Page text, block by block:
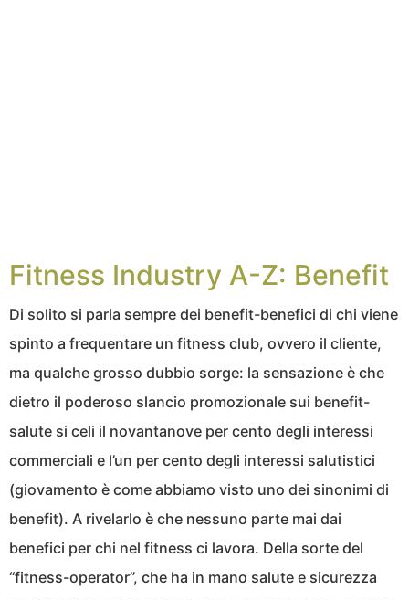
Fitness Industry A-Z: Benefit
Di solito si parla sempre dei benefit-benefici di chi viene
spinto a frequentare un fitness club, ovvero il cliente,
ma qualche grosso dubbio sorge: la sensazione è che
dietro il poderoso slancio promozionale sui benefit-
salute si celi il novantanove per cento degli interessi
commerciali e l’un per cento degli interessi salutistici
(giovamento è come abbiamo visto uno dei sinonimi di
benefit). A rivelarlo è che nessuno parte mai dai
benefici per chi nel fitness ci lavora. Della sorte del
“fitness-operator”, che ha in mano salute e sicurezza